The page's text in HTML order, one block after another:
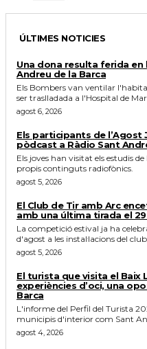
ÚLTIMES NOTICIES
Una dona resulta ferida en
Andreu de la Barca
Els Bombers van ventilar
ser traslladada a l'Hospital de
agost 6, 2026
Els participants de l’Agost
pòdcast a Ràdio Sant
Els joves han visitat els estudis
propis continguts radiofònics.
agost 5, 2026
El Club de Tir amb Arc
amb una última tirada el
La competició estival ja ha
d'agost a les instal·lacions del club.
agost 5, 2026
El turista que visita el Baix
experiències d’oci, una
Barca
L'informe del Perfil del Turista
municipis d'interior com Sant
agost 4, 2026